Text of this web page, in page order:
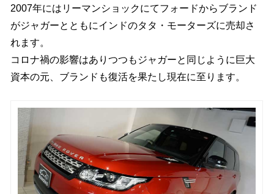
2007年にはリーマンショックにてフォードからブランド
がジャガーとともにインドのタタ・モーターズに売却さ
れます。
コロナ禍の影響はありつつもジャガーと同じように巨大
資本の元、ブランドも復活を果たし現在に至ります。